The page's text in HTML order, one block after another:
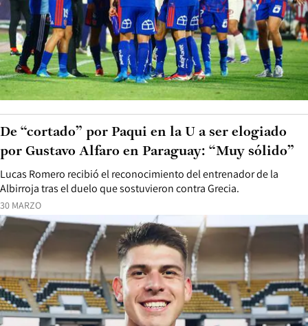
30 MARZO
Lucas Romero recibió el reconocimiento del entrenador de la
Albirroja tras el duelo que sostuvieron contra Grecia.
De “cortado” por Paqui en la U a ser elogiado
por Gustavo Alfaro en Paraguay: “Muy sólido”